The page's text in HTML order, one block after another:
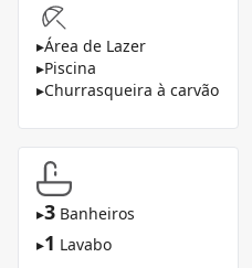
▸Área de Lazer
▸Piscina
▸Churrasqueira à carvão
▸3 Banheiros
▸1 Lavabo